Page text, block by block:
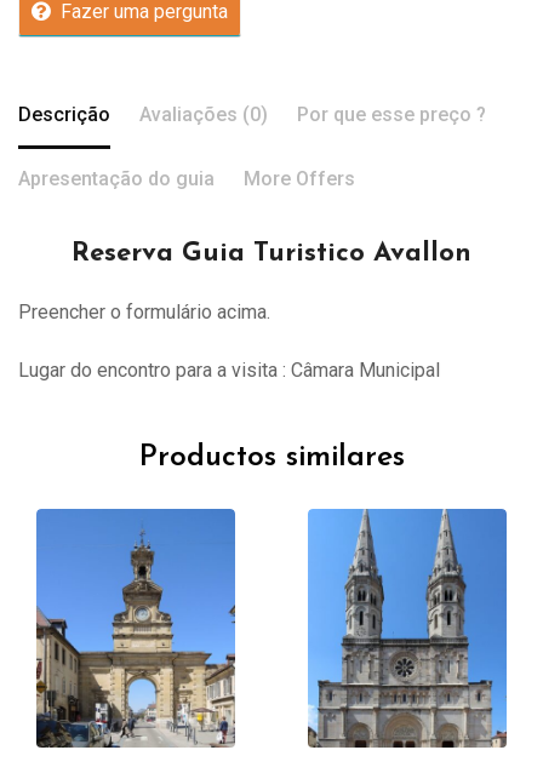
Fazer uma pergunta
Descrição Avaliações (0) Por que esse preço ?
Apresentação do guia More Offers
Reserva Guia Turistico Avallon
Preencher o formulário acima.
Lugar do encontro para a visita : Câmara Municipal
Productos similares